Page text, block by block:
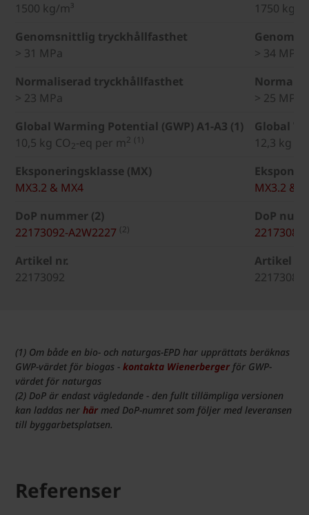
1500 kg/m³
1750 kg/
Genomsnittlig tryckhållfasthet
> 31 MPa
> 34 MPa
Normaliserad tryckhållfasthet
> 23 MPa
> 25 MPa
Global Warming Potential (GWP) A1-A3 (1)
10,5 kg CO2-eq per m2 (1)
Global
12,3 kg
Eksponeringsklasse (MX)
MX3.2 & MX4
MX3.2 &
DoP nummer (2)
22173092-A2W2227 (2)
DoP
Artikel nr.
22173092
Artikel nr.
22173081
(1) Om både en bio- och naturgas-EPD har upprättats beräknas
GWP-värdet för biogas - kontakta Wienerberger för GWP-
värdet för naturgas
(2) DoP är endast vägledande - den fullt tillämpliga versionen
kan laddas ner här med DoP-numret som följer med leveransen
till byggarbetsplatsen.
Referenser